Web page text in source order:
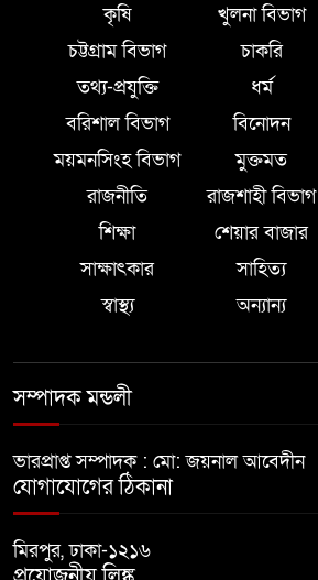
কৃষি
খুলনা বিভাগ
চট্টগ্রাম বিভাগ
চাকরি
তথ্য-প্রযুক্তি
ধর্ম
বরিশাল বিভাগ
বিনোদন
ময়মনসিংহ বিভাগ
মুক্তমত
রাজনীতি
রাজশাহী বিভাগ
শিক্ষা
শেয়ার বাজার
সাক্ষাৎকার
সাহিত্য
স্বাস্থ্য
অন্যান্য
সম্পাদক মন্ডলী
ভারপ্রাপ্ত সম্পাদক : মো: জয়নাল আবেদীন
যোগাযোগের ঠিকানা
মিরপুর, ঢাকা-১২১৬